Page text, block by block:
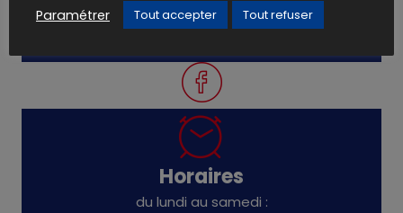
Béziers
Horaires
du lundi au samedi :
Paramétrer
Tout accepter Tout refuser